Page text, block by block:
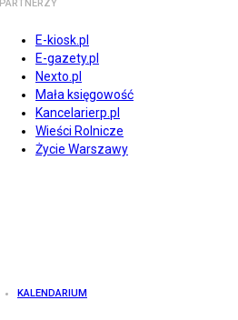
PARTNERZY
E-kiosk.pl
E-gazety.pl
Nexto.pl
Mała księgowość
Kancelarierp.pl
Wieści Rolnicze
Życie Warszawy
KALENDARIUM